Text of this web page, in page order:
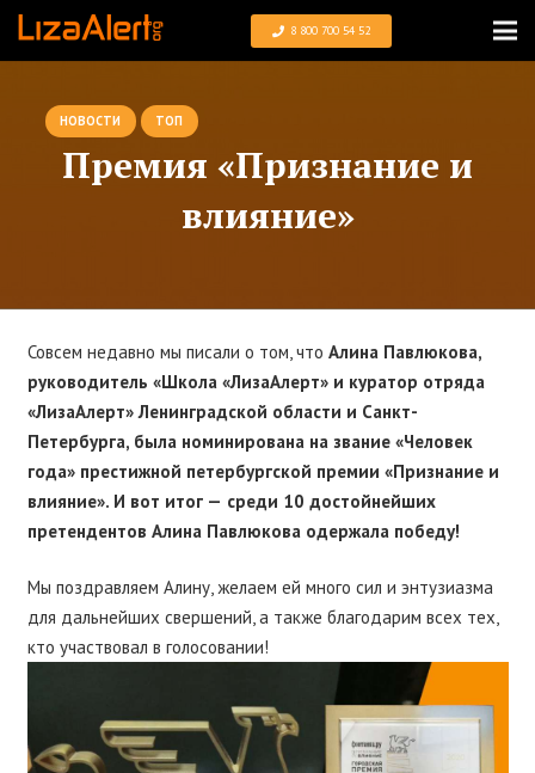
8 800 700 54 52
НОВОСТИ ТОП
Премия «Признание и
влияние»
Совсем недавно мы писали о том, что Алина Павлюкова,
руководитель «Школа «ЛизаАлерт» и куратор отряда
«ЛизаАлерт» Ленинградской области и Санкт-
Петербурга, была номинирована на звание «Человек
года» престижной петербургской премии «Признание и
влияние». И вот итог — среди 10 достойнейших
претендентов Алина Павлюкова одержала победу!
Мы поздравляем Алину, желаем ей много сил и энтузиазма
для дальнейших свершений, а также благодарим всех тех,
кто участвовал в голосовании!